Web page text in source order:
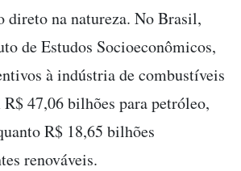
direto na natureza. No Brasil,
de Estudos Socioeconômicos,
à indústria de combustíveis
47,06 bilhões para petróleo,
R$ 18,65 bilhões
renováveis.